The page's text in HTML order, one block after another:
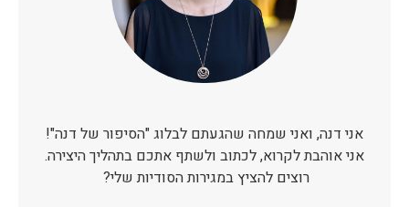
אני דנה, ואני שמחה שהגעתם לבלוג "הסיפור של דנה"!
אני אוהבת לקרוא, לכתוב ולשתף אתכם בתהליך היצירה.
רוצים להציץ במגירות הסודיות שלי?